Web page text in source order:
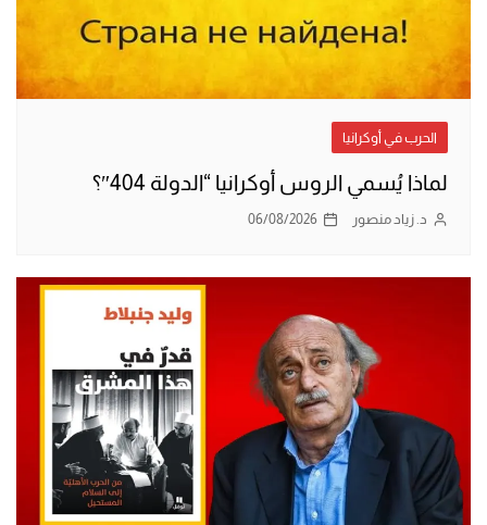
الحرب في أوكرانيا
لماذا يُسمي الروس أوكرانيا “الدولة 404″؟
د. زياد منصور 06/08/2026